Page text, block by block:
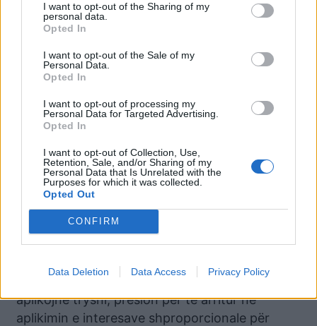
I want to opt-out of the Sharing of my
personal data.
Opted In
I want to opt-out of the Sale of my
Personal Data.
Opted In
I want to opt-out of processing my
Personal Data for Targeted Advertising.
Opted In
I want to opt-out of Collection, Use,
Retention, Sale, and/or Sharing of my
Personal Data that Is Unrelated with the
Purposes for which it was collected.
Opted Out
CONFIRM
Data Deletion Data Access Privacy Policy
për të parandaluar përhapjen e mëtejshme të
këtij fenomeni që rrezikon apo mund të jetë
kthyer në plagë për atë pjesë të pamundur të
shoqërisë shqiptare, që detyrohet të marrë
kredi për mbijetesë.
Banka e Shqipërisë por dhe Ministria e
Financave dhe Ekonomisë, kanë autoritetin që
të verifikojnë sipas fushës së përgjegjësisë të
gjitha ankesat që lidhen me subjektet
financiare jo banka dhe të gjitha indiciet që
lidhen me veprimtari të paligjshme në dëm të
interesit të qytetarëve, përmes aplikimit të
praktikave të ndaluara apo/dhe mashtruese, që
përdorin dhe ushtrojnë mjete apo procedura të
panjohura nga ligji material dhe procedural; që
aplikojnë trysni, presion për të arritur në
aplikimin e interesave shproporcionale për